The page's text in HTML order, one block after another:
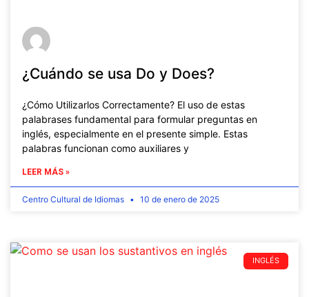
¿Cuándo se usa Do y Does?
¿Cómo Utilizarlos Correctamente? El uso de estas
palabrases fundamental para formular preguntas en
inglés, especialmente en el presente simple. Estas
palabras funcionan como auxiliares y
LEER MÁS »
Centro Cultural de Idiomas 10 de enero de 2025
INGLÉS